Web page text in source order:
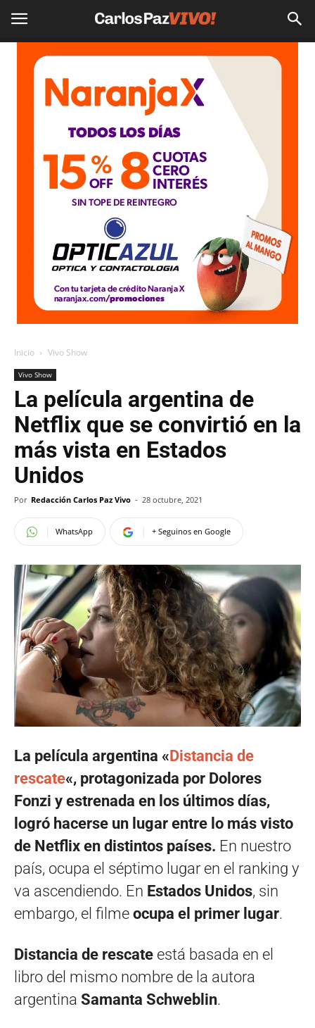
Inicio Vivo Show
Vivo Show
La película argentina de
Netflix que se convirtió en la
más vista en Estados
Unidos
Por Redacción Carlos Paz Vivo - 28 octubre, 2021
WhatsApp + Seguinos en Google
La película argentina «Distancia de
rescate«, protagonizada por Dolores
Fonzi y estrenada en los últimos días,
logró hacerse un lugar entre lo más visto
de Netflix en distintos países. En nuestro
país, ocupa el séptimo lugar en el ranking y
va ascendiendo. En Estados Unidos, sin
embargo, el filme ocupa el primer lugar.
Distancia de rescate está basada en el
libro del mismo nombre de la autora
argentina Samanta Schweblin.